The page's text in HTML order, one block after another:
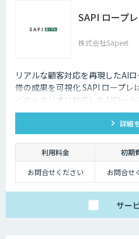
SAPI ロープレ
株式会社Sapeet
リアルな顧客対応を再現したAI
修の成果を可視化 SAPI ロープ
どのシナリオに対応したAIロー
です。 AIアバターとの実践トレ
により、新人・中途スタッフの
を支援します。
詳細
利用料金 初期
お問合せください
お問合せ
サー